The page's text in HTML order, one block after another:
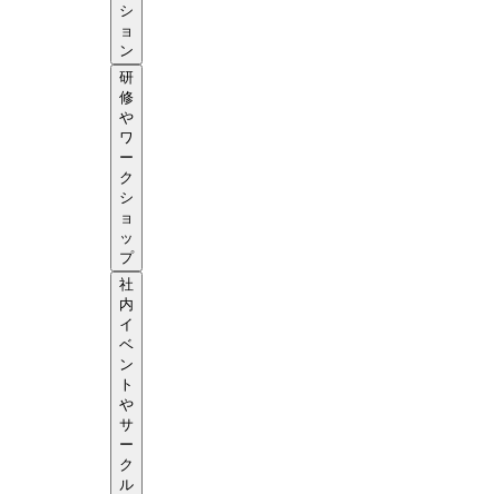
シ
ョ
ン
研
修
や
ワ
ー
ク
シ
ョ
ッ
プ
社
内
イ
ベ
ン
ト
や
サ
ー
ク
ル